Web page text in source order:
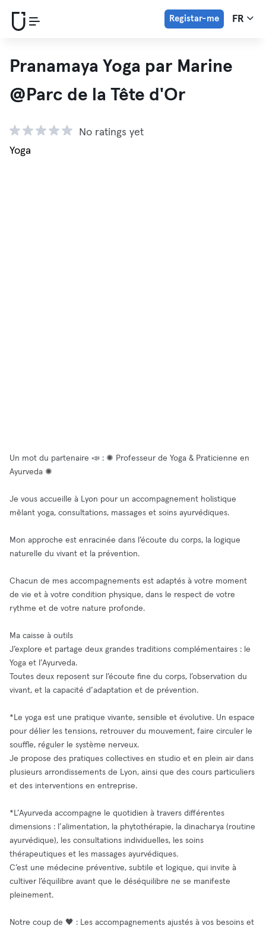
Registar-me FR
Pranamaya Yoga par Marine
@Parc de la Tête d'Or
No ratings yet
Yoga
Un mot du partenaire 📣 : ✺ Professeur de Yoga & Praticienne en
Ayurveda ✺
Je vous accueille à Lyon pour un accompagnement holistique
mêlant yoga, consultations, massages et soins ayurvédiques.​
Mon approche est enracinée dans l’écoute du corps, la logique
naturelle du vivant et la prévention.
Chacun de mes accompagnements est adaptés à votre moment
de vie et à votre condition physique, dans le respect de votre
rythme et de votre nature profonde.
Ma caisse à outils
J’explore et partage deux grandes traditions complémentaires : le
Yoga et l’Ayurveda.
Toutes deux reposent sur l’écoute fine du corps, l’observation du
vivant, et la capacité d’adaptation et de prévention.
​*Le yoga est une pratique vivante, sensible et évolutive. Un espace
pour délier les tensions, retrouver du mouvement, faire circuler le
souffle, réguler le système nerveux.
Je propose des pratiques collectives en studio et en plein air dans
plusieurs arrondissements de Lyon, ainsi que des cours particuliers
et des interventions en entreprise.
​*L’Ayurveda accompagne le quotidien à travers différentes
dimensions : l’alimentation, la phytothérapie, la dinacharya (routine
ayurvédique), les consultations individuelles, les soins
thérapeutiques et les massages ayurvédiques.
C’est une médecine préventive, subtile et logique, qui invite à
cultiver l’équilibre avant que le déséquilibre ne se manifeste
pleinement.
Notre coup de 🖤 : Les accompagnements ajustés à vos besoins et